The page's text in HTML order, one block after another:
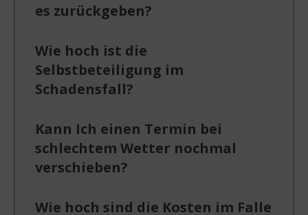
es zurückgeben?
Wie hoch ist die
Selbstbeteiligung im
Schadensfall?
Kann Ich einen Termin bei
schlechtem Wetter nochmal
verschieben?
Wie hoch sind die Kosten im Falle